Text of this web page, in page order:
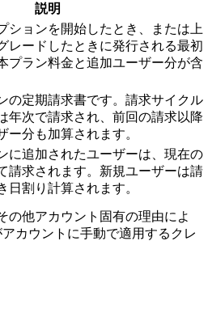
説明
ションを開始したとき、または上
レードしたときに発行される最初
プラン料金と追加ユーザー分が含
の定期請求書です。請求サイクル
年次で請求され、前回の請求以降
ー分も加算されます。
に追加されたユーザーは、現在の
請求されます。新規ユーザーは請
日割り計算されます。
の他アカウント固有の理由によ
アカウントに手動で適用するクレ